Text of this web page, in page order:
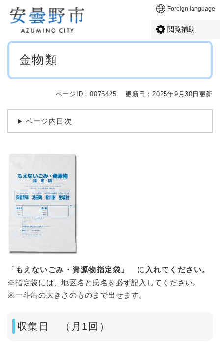
メニューを飛ばして本文へ Foreign language
閲覧補助
本
金物類
ページID：0075425 更新日：2025年9月30日更新
ページ内目次
「もえないごみ・資源物指定袋」 に入れてください。
※指定袋には、地区名と氏名を必ず記入してください。
※一斗缶の大きさのものまで出せます。
収集日 （月1回）